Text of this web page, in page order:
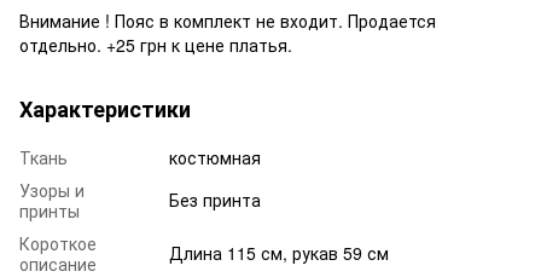
Внимание ! Пояс в комплект не входит. Продается
отдельно. +25 грн к цене платья.
Характеристики
Ткань
костюмная
Узоры и
принты
Без принта
Короткое
описание
Длина 115 см, рукав 59 см